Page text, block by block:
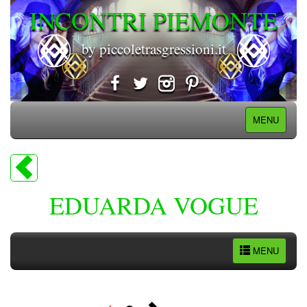
INCONTRI PIEMONTE
by piccoletrasgressioni.it
MENU
EDUARDA VOGUE
MENU